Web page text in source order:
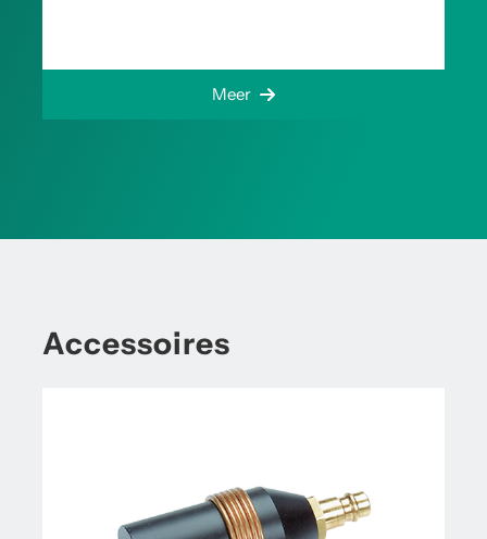
Meer
Accessoires